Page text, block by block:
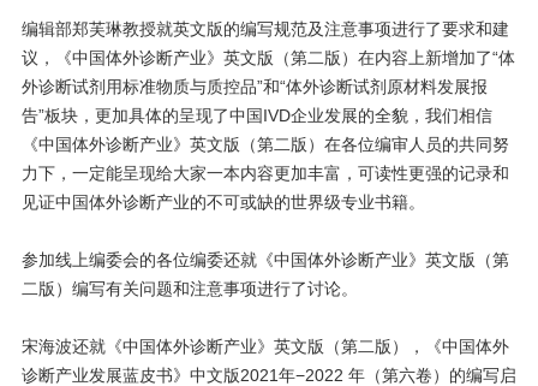
编辑部郑芙琳教授就英文版的编写规范及注意事项进行了要求和建
议，《中国体外诊断产业》英文版（第二版）在内容上新增加了“体
外诊断试剂用标准物质与质控品”和“体外诊断试剂原材料发展报
告”板块，更加具体的呈现了中国IVD企业发展的全貌，我们相信
《中国体外诊断产业》英文版（第二版）在各位编审人员的共同努
力下，一定能呈现给大家一本内容更加丰富，可读性更强的记录和
见证中国体外诊断产业的不可或缺的世界级专业书籍。
参加线上编委会的各位编委还就《中国体外诊断产业》英文版（第
二版）编写有关问题和注意事项进行了讨论。
宋海波还就《中国体外诊断产业》英文版（第二版），《中国体外
诊断产业发展蓝皮书》中文版2021年−2022 年（第六卷）的编写启